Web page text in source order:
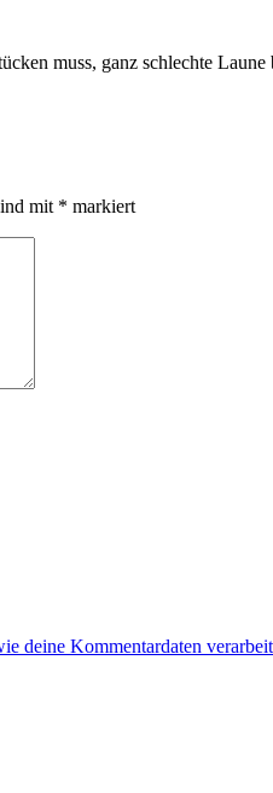
muss, ganz schlechte
mit * markiert
deine Kommentardaten